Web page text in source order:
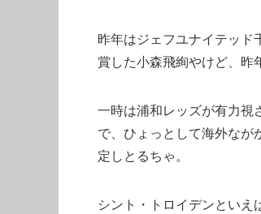
昨年はジェフユナイテッ
賞した小森飛絢やけど、昨
一時は浦和レッズが有力視
で、ひょっとして海外な
定しとるちゃ。
シント・トロイデンといえ